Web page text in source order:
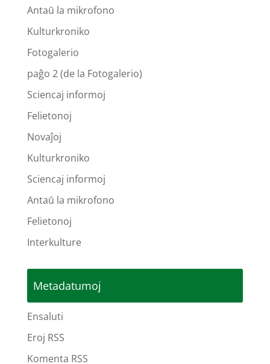
Antaŭ la mikrofono
Kulturkroniko
Fotogalerio
paĝo 2 (de la Fotogalerio)
Sciencaj informoj
Felietonoj
Novaĵoj
Kulturkroniko
Sciencaj informoj
Antaŭ la mikrofono
Felietonoj
Interkulture
Metadatumoj
Ensaluti
Eroj RSS
Komenta RSS